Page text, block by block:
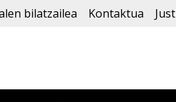
bilatzailea Kontaktua